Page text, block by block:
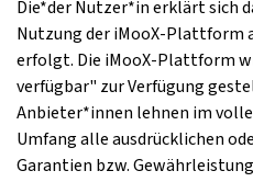
Die*der Nutzer*in erklärt sich
Nutzung der iMooX-Plattform
erfolgt. Die iMooX-Plattform
verfügbar" zur Verfügung
Anbieter*innen lehnen im
Umfang alle ausdrücklichen
Garantien bzw.